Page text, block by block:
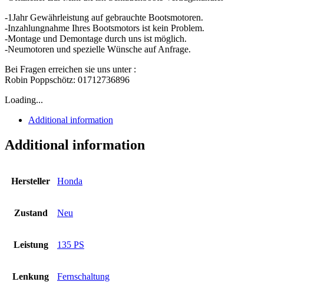
-1Jahr Gewährleistung auf gebrauchte Bootsmotoren.
-Inzahlungnahme Ihres Bootsmotors ist kein Problem.
-Montage und Demontage durch uns ist möglich.
-Neumotoren und spezielle Wünsche auf Anfrage.
Bei Fragen erreichen sie uns unter :
Robin Poppschötz: 01712736896
Loading...
Additional information
Additional information
Hersteller Honda
Zustand Neu
Leistung 135 PS
Lenkung Fernschaltung